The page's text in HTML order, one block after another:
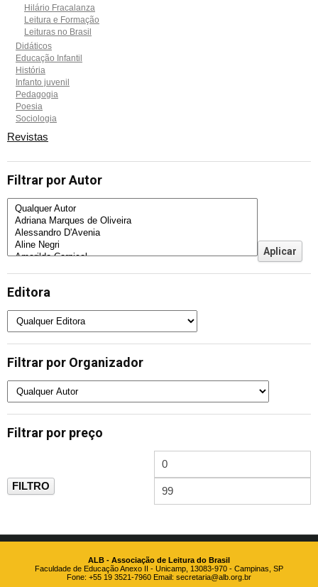
Hilário Fracalanza
Leitura e Formação
Leituras no Brasil
Didáticos
Educação Infantil
História
Infanto juvenil
Pedagogia
Poesia
Sociologia
Revistas
Filtrar por Autor
Editora
Filtrar por Organizador
Filtrar por preço
FILTRO
ALB - Associação de Leitura do Brasil
Faculdade de Educação Anexo II - Unicamp, 13083-970 - Campinas, SP
Fone: +55 19 3521-7960 Email: secretaria@alb.org.br